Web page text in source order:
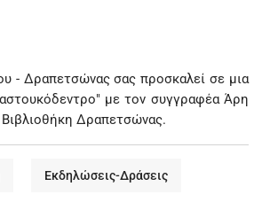
- Δραπετσώνας σας προσκαλεί σε μια
με τον συγγραφέα Άρη
Δραπετσώνας.
Εκδηλώσεις-Δράσεις